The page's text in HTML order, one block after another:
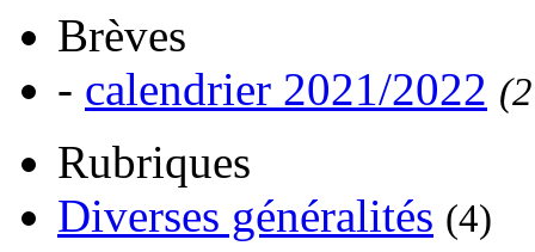
Brèves
- calendrier 2021/2022
Rubriques
Diverses généralités (4)